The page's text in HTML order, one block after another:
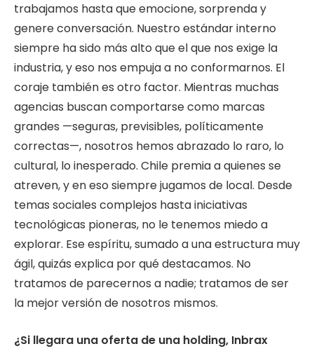
trabajamos hasta que emocione, sorprenda y
genere conversación. Nuestro estándar interno
siempre ha sido más alto que el que nos exige la
industria, y eso nos empuja a no conformarnos. El
coraje también es otro factor. Mientras muchas
agencias buscan comportarse como marcas
grandes —seguras, previsibles, políticamente
correctas—, nosotros hemos abrazado lo raro, lo
cultural, lo inesperado. Chile premia a quienes se
atreven, y en eso siempre jugamos de local. Desde
temas sociales complejos hasta iniciativas
tecnológicas pioneras, no le tenemos miedo a
explorar. Ese espíritu, sumado a una estructura muy
ágil, quizás explica por qué destacamos. No
tratamos de parecernos a nadie; tratamos de ser
la mejor versión de nosotros mismos.
¿Si llegara una oferta de una holding, Inbrax